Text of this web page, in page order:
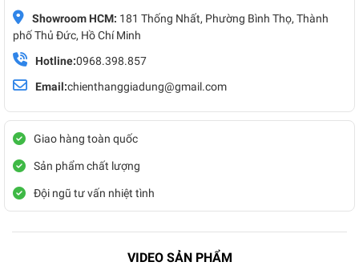
Showroom HCM: 181 Thống Nhất, Phường Bình Thọ, Thành
phố Thủ Đức, Hồ Chí Minh
Hotline:0968.398.857
Email:chienthanggiadung@gmail.com
Giao hàng toàn quốc
Sản phẩm chất lượng
Đội ngũ tư vấn nhiệt tình
VIDEO SẢN PHẨM